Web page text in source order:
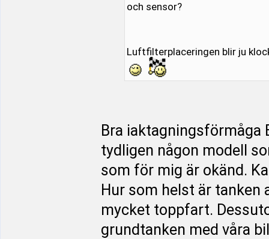
och sensor?
Luftfilterplaceringen blir ju
Bra iaktagningsförmåga
tydligen någon modell
som för mig är okänd.
Hur som helst är
mycket toppfart.
grundtanken med våra